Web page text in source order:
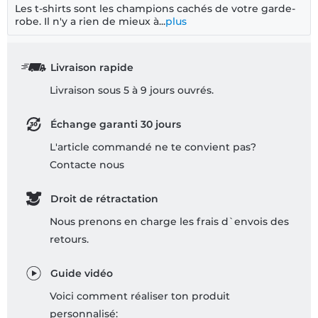
Les t-shirts sont les champions cachés de votre garde-
robe. Il n'y a rien de mieux à...plus
Livraison rapide
Livraison sous 5 à 9 jours ouvrés.
Échange garanti 30 jours
L'article commandé ne te convient pas?
Contacte nous
Droit de rétractation
Nous prenons en charge les frais d`envois des
retours.
Guide vidéo
Voici comment réaliser ton produit
personnalisé: